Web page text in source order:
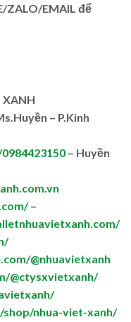
ZALO/EMAIL để
XANH
– P.Kinh
– Huyền
–
@nhuavietxanh
@ctysxvietxanh/
nhua-viet-xanh/